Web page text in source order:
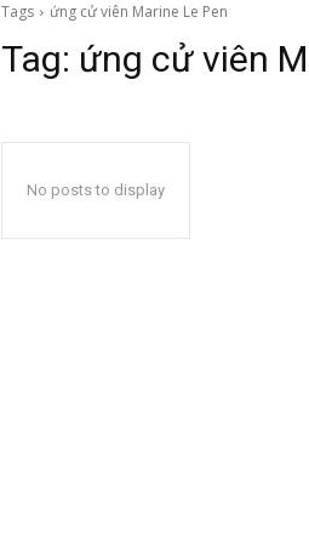
Tags ứng cử viên Marine Le Pen
Tag: ứng cử viên
No posts to display